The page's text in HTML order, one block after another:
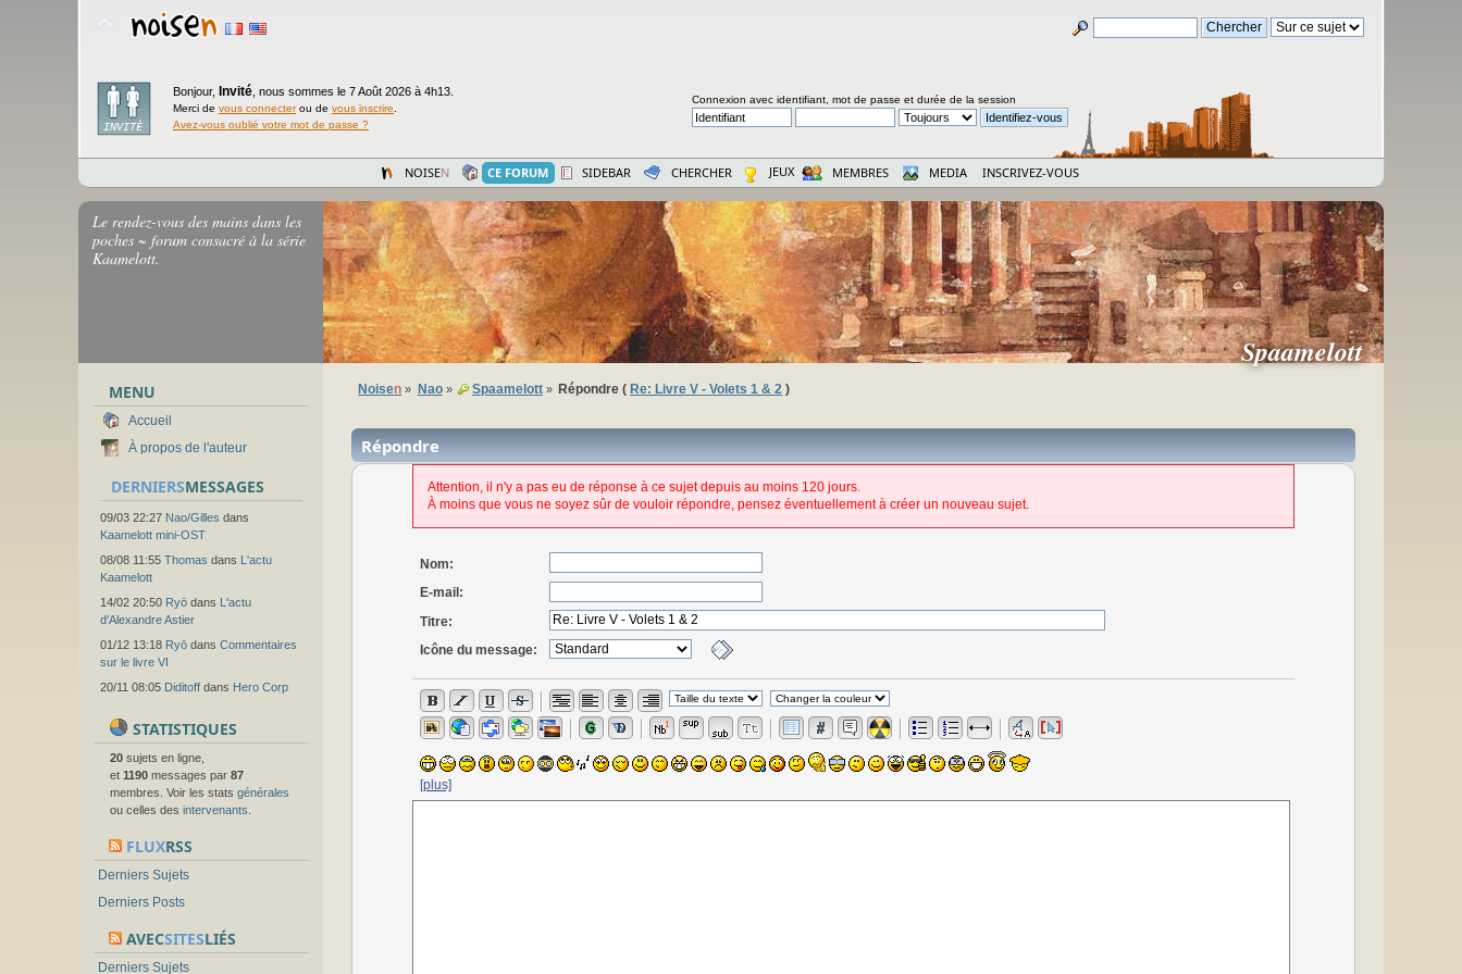
Bonjour, Invité nous sommes le 7 Août 2026 à 4h13.
Merci de vous connecterou de vous inscrire
Avez-vous oublié votre mot de passe ?
Connexion avec identifiant, mot de passe et durée de la session
NOISEN CE FORUM SIDEBAR CHERCHER JEUX MEMBRES MEDIA INSCRIVEZ-VOUS
Le rendez-vous des mains dans les
poches ~ forum consacré à la série
Kaamelott.
MENU
Accueil
À propos de l'auteur
DERNIERSMESSAGES
09/03 22:27 Nao/Gilles dans
Kaamelott mini-OST
08/08 11:55 Thomas dans L'actu
Kaamelott
14/02 20:50 Ryō dans L'actu
d'Alexandre Astier
01/12 13:18 Ryō dans Commentaires
sur le livre VI
20/11 08:05 Diditoff dans Hero Corp
STATISTIQUES
20 sujets en ligne,
et 1190 messages par 87
membres. Voir les stats générales
ou celles des intervenants
FLUXRSS
Derniers Sujets
Derniers Posts
AVECSITESLIÉS
Derniers Sujets
Spaamelott
Noisen » Nao» Spaamelott» Répondre ( Re: Livre V - Volets 1 & 2 )
Répondre
Attention, il n'y a pas eu de réponse à ce sujet depuis au moins 120 jours.
À moins que vous ne soyez sûr de vouloir répondre, pensez éventuellement à créer un nouveau sujet.
Nom:
E-mail:
Titre:
Icône du message:
[plus]